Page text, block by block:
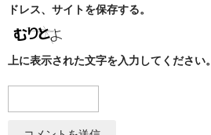
Mamay Custom
MEXANIKA
HMS
ドレス、サイトを保存する。
上に表示された文字を入力してください。